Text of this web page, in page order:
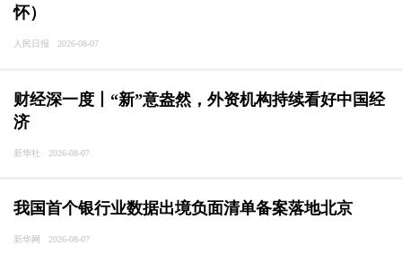
怀）
人民日报 2026-08-07
财经深一度丨“新”意盎然，外资机构持续看好中国经
济
新华社 2026-08-07
我国首个银行业数据出境负面清单备案落地北京
新华网 2026-08-07